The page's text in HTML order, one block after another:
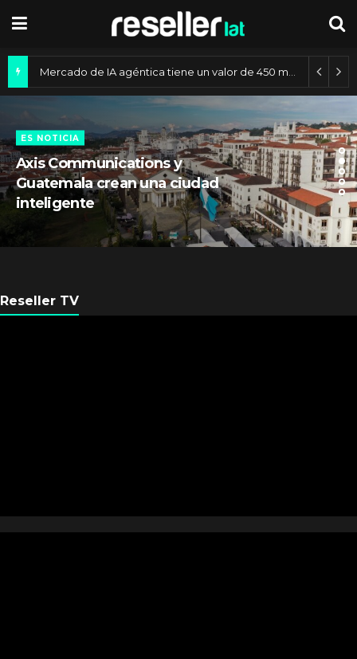
ES NOTICIA
Axis Communications y
Guatemala crean una ciudad
inteligente
Reseller TV